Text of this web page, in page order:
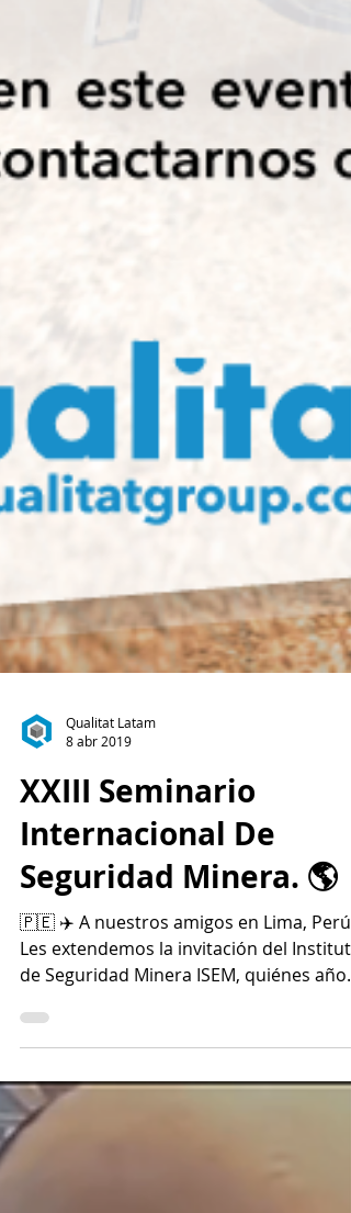
8 abr 2019
XXIII Seminario
Internacional De
Seguridad Minera. 🌎
🇵🇪 ✈️ A nuestros amigos en Lima, Perú:
de Seguridad Minera ISEM, quiénes año
tras año siguen...